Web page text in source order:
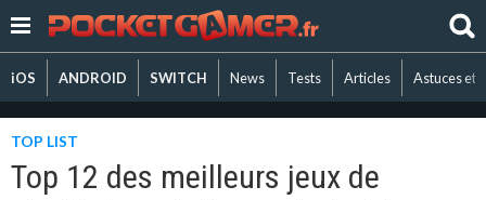
iOS ANDROID SWITCH News Tests Articles Astuces et
TOP LIST
Top 12 des meilleurs jeux de